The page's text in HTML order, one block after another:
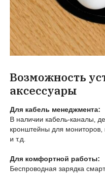
Возможность
аксессуары
Для кабель менеджмента:
В наличии кабель-каналы,
кронштейны для мониторов,
и т.д.
Для комфортной работы:
Беспроводная зарядка